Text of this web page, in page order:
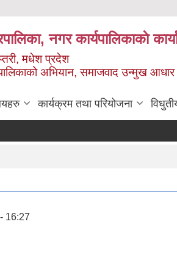
नगर कार्यपालिकाकाे
मधेश प्रदेश
अभियान, समाजवाद उन्मुख आधार
कार्यक्रम तथा परियोजना
16:27